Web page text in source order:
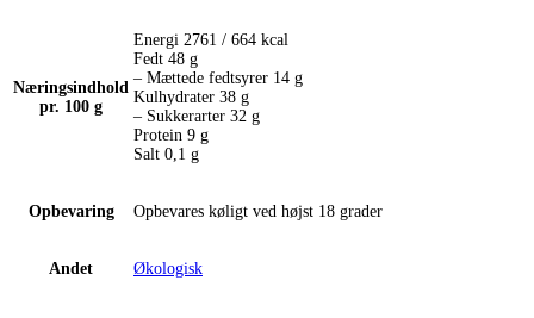
Næringsindhold
pr. 100 g
Energi 2761 / 664 kcal
Fedt 48 g
– Mættede fedtsyrer 14 g
Kulhydrater 38 g
– Sukkerarter 32 g
Protein 9 g
Salt 0,1 g
Opbevaring Opbevares køligt ved højst 18 grader
Andet Økologisk